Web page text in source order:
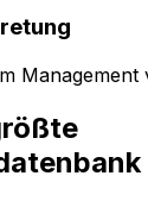
Management